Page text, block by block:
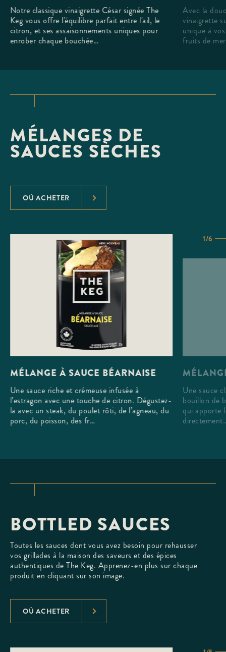
Notre classique vinaigrette César signée The
Keg vous offre l'équilibre parfait entre l'ail, le
citron, et ses assaisonnements uniques pour
enrober chaque bouchée…
Avec la
vinaigrette
unique à
fruits de
MÉLANGES DE
SAUCES SÈCHES
OÙ ACHETER
MÉLANGE À SAUCE BÉARNAISE
Une sauce riche et crémeuse infusée à
l’estragon avec une touche de citron. Dégustez-
la avec un steak, du poulet rôti, de l’agneau, du
porc, du poisson, des fr…
Une sauce
bouillon de
qui apporte
1/6
BOTTLED SAUCES
Toutes les sauces dont vous avez besoin pour rehausser
vos grillades à la maison des saveurs et des épices
authentiques de The Keg. Apprenez-en plus sur chaque
produit en cliquant sur son image.
OÙ ACHETER